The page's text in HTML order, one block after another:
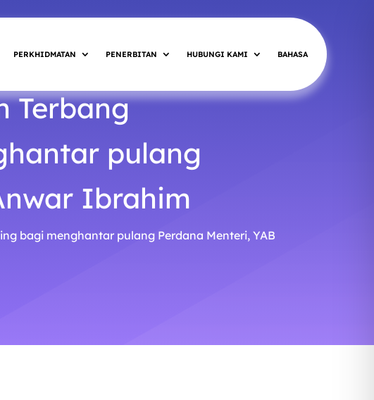
PERKHIDMATAN PENERBITAN HUBUNGI KAMI BAHASA
Terbang
pulang
Ibrahim
bagi menghantar pulang Perdana Menteri, YAB